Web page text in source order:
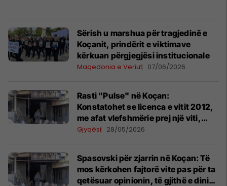
Sërish u marshua për tragjedinë e
Koçanit, prindërit e viktimave
kërkuan përgjegjësi institucionale
Maqedonia e Veriut 07/06/2026
Rasti "Pulse" në Koçan:
Konstatohet se licenca e vitit 2012,
me afat vlefshmërie prej një viti,
është lëshuar për një adresë tjetër
Gjyqësi 28/05/2026
Spasovski për zjarrin në Koçan: Të
mos kërkohen fajtorë vite pas për ta
qetësuar opinionin, të gjithë e dinim